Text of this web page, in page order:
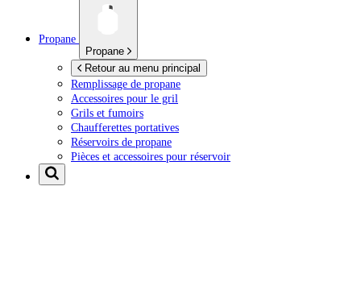
Propane
Propane
Retour au menu principal
Remplissage de propane
Accessoires pour le gril
Grils et fumoirs
Chaufferettes portatives
Réservoirs de propane
Pièces et accessoires pour réservoir